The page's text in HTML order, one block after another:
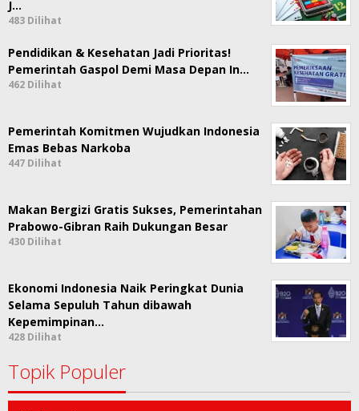
J…
483 Dilihat
Pendidikan & Kesehatan Jadi Prioritas!
Pemerintah Gaspol Demi Masa Depan In…
462 Dilihat
Pemerintah Komitmen Wujudkan Indonesia
Emas Bebas Narkoba
447 Dilihat
Makan Bergizi Gratis Sukses, Pemerintahan
Prabowo-Gibran Raih Dukungan Besar
430 Dilihat
Ekonomi Indonesia Naik Peringkat Dunia
Selama Sepuluh Tahun dibawah
Kepemimpinan…
428 Dilihat
Topik Populer